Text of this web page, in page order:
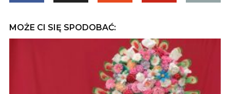
MOŻE CI SIĘ SPODOBAĆ: